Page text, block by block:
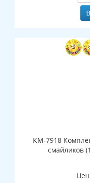
КМ-7918
смайликов